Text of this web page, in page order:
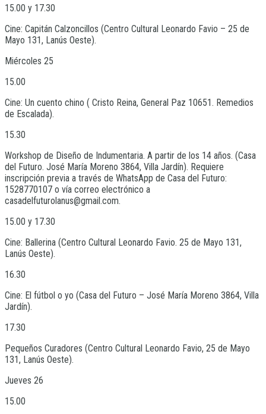
15.00 y 17.30
Cine: Capitán Calzoncillos (Centro Cultural Leonardo Favio – 25 de
Mayo 131, Lanús Oeste).
Miércoles 25
15.00
Cine: Un cuento chino ( Cristo Reina, General Paz 10651. Remedios
de Escalada).
15.30
Workshop de Diseño de Indumentaria. A partir de los 14 años. (Casa
del Futuro. José María Moreno 3864, Villa Jardín). Requiere
inscripción previa a través de WhatsApp de Casa del Futuro:
1528770107 o vía correo electrónico a
casadelfuturolanus@gmail.com.
15.00 y 17.30
Cine: Ballerina (Centro Cultural Leonardo Favio. 25 de Mayo 131,
Lanús Oeste).
16.30
Cine: El fútbol o yo (Casa del Futuro – José María Moreno 3864, Villa
Jardín).
17.30
Pequeños Curadores (Centro Cultural Leonardo Favio, 25 de Mayo
131, Lanús Oeste).
Jueves 26
15.00